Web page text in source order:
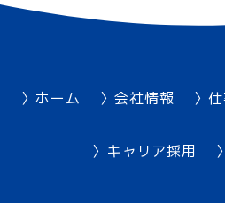
ホーム 会社情報
キャリア採用